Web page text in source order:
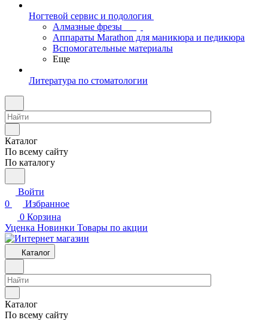
Ногтевой сервис и подология
Алмазные фрезы
Аппараты Marathon для маникюра и педикюра
Вспомогательные материалы
Еще
Литература по стоматологии
Каталог
По всему сайту
По каталогу
Войти
0
Избранное
0 Корзина
Уценка Новинки Товары по акции
Каталог
Каталог
По всему сайту